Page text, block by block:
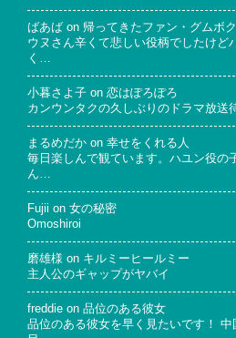
ばあば on 帰ってきたファン・グムボク
ウヌさん辛くて悲しい役柄でしたけど
く…
小暮さよ子 on 恋はぽろぽろ
カンウンタクの久しぶりのドラマ放送
まるめだか on 幸せをくれる人
毎日楽しんで観ています。ハユン役の
ん…
Fujii on 女の秘密
Omoshiroi
磨雄様 on キルミーヒールミー
主人公のギャップがヤバイ
freddie on 品位のある彼女
品位のある彼女を早く見たいです！